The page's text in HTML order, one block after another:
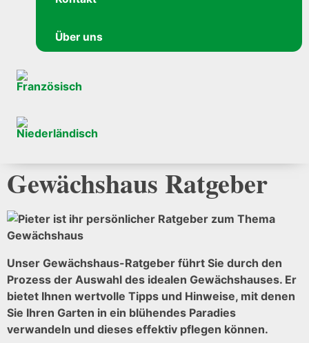
Über uns
Gewächshaus Ratgeber
Unser Gewächshaus-Ratgeber führt Sie durch den
Prozess der Auswahl des idealen Gewächshauses. Er
bietet Ihnen wertvolle Tipps und Hinweise, mit denen
Sie Ihren Garten in ein blühendes Paradies
verwandeln und dieses effektiv pflegen können.